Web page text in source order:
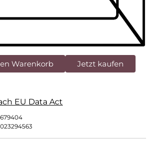
Warenkorb Jetzt kaufen
EU Data Act